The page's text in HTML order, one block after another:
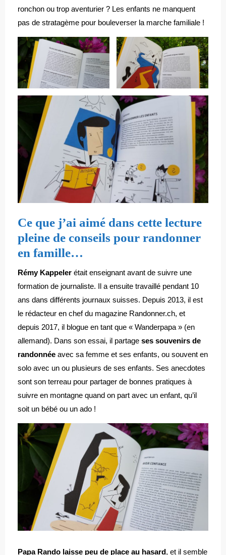
ronchon ou trop aventurier ? Les enfants ne manquent
pas de stratagème pour bouleverser la marche familiale !
Ce que j’ai aimé dans cette lecture
pleine de conseils pour randonner
en famille…
Rémy Kappeler était enseignant avant de suivre une
formation de journaliste. Il a ensuite travaillé pendant 10
ans dans différents journaux suisses. Depuis 2013, il est
le rédacteur en chef du magazine Randonner.ch, et
depuis 2017, il blogue en tant que « Wanderpapa » (en
allemand). Dans son essai, il partage ses souvenirs de
randonnée avec sa femme et ses enfants, ou souvent en
solo avec un ou plusieurs de ses enfants. Ses anecdotes
sont son terreau pour partager de bonnes pratiques à
suivre en montagne quand on part avec un enfant, qu’il
soit un bébé ou un ado !
Papa Rando laisse peu de place au hasard, et il semble